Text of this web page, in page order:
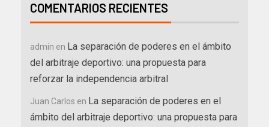
COMENTARIOS RECIENTES
admin en La separación de poderes en el ámbito
del arbitraje deportivo: una propuesta para
reforzar la independencia arbitral
Juan Carlos en La separación de poderes en el
ámbito del arbitraje deportivo: una propuesta para